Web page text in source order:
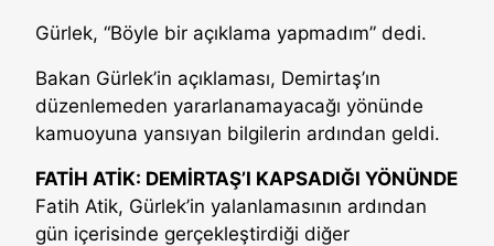
Gürlek, “Böyle bir açıklama yapmadım” dedi.
Bakan Gürlek’in açıklaması, Demirtaş’ın
düzenlemeden yararlanamayacağı yönünde
kamuoyuna yansıyan bilgilerin ardından geldi.
FATİH ATİK: DEMİRTAŞ’I KAPSADIĞI YÖNÜNDE
Fatih Atik, Gürlek’in yalanlamasının ardından
gün içerisinde gerçekleştirdiği diğer